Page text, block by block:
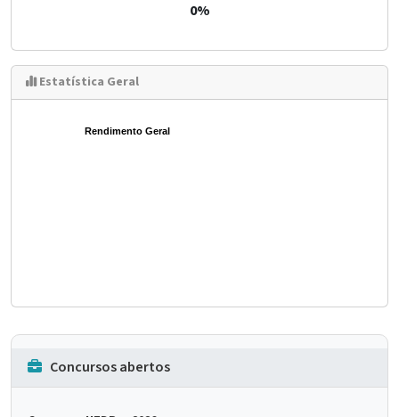
0%
Estatística Geral
Rendimento Geral
Concursos abertos